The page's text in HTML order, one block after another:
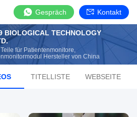
Gespräch Kontakt
BIOLOGICAL TECHNOLOGY
für Patientenmonitore,
Hersteller von China
TITELLISTE WEBSEITE